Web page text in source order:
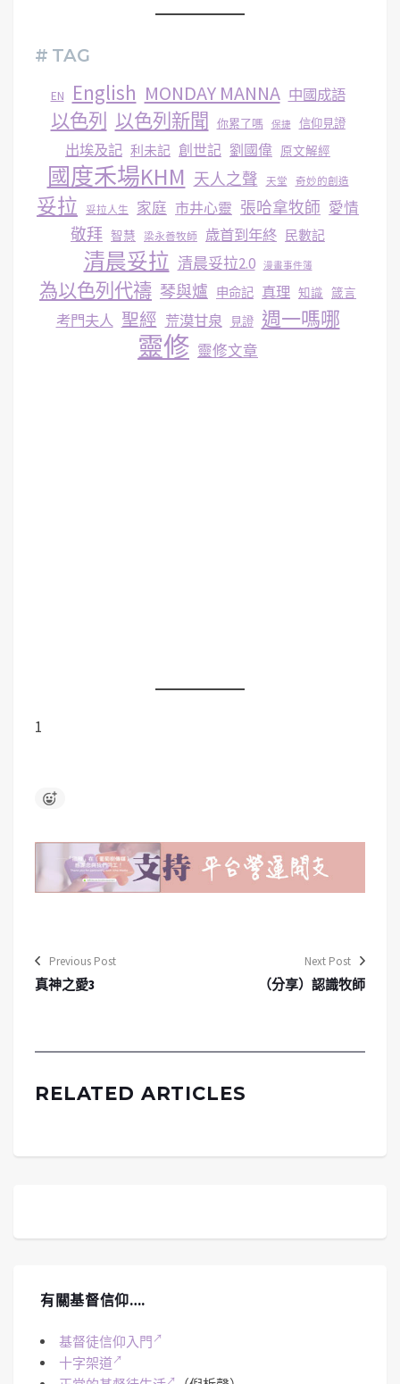
# TAG
EN English MONDAY MANNA 中國成語
以色列 以色列新聞 你累了嗎 保捷 信仰見證
出埃及記 利未記 創世記 劉國偉 原文解經
國度禾場KHM 天人之聲 天堂 奇妙的創造
妥拉 妥拉人生 家庭 市井心靈 張哈拿牧師 愛情
敬拜 智慧 梁永善牧師 歳首到年終 民數記
清晨妥拉 清晨妥拉2.0 漫畫事件簿
為以色列代禱 琴與爐 申命記 真理 知識 箴言
考門夫人 聖經 荒漠甘泉 見證 週一嗎哪
靈修 靈修文章
1
Previous Post
真神之愛3
Next Post
（分享）認識牧師
RELATED ARTICLES
有關基督信仰….
基督徒信仰入門
十字架道